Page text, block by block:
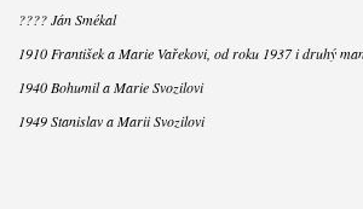
???? Ján Smékal
1910 František a Marie Vařekovi, od roku 1937 i druhý
1940 Bohumil a Marie Svozilovi
1949 Stanislav a Marii Svozilovi